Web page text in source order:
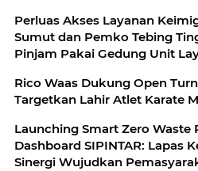
Perluas Akses Layanan
Sumut dan Pemko Tebing
Pinjam Pakai Gedung Unit
Rico Waas Dukung Open
Targetkan Lahir Atlet Karate
Launching Smart Zero Waste
Dashboard SIPINTAR: Lapas
Sinergi Wujudkan